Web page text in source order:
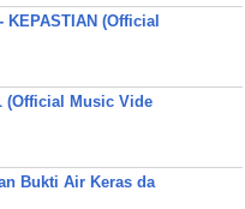
KEPASTIAN (Official
(Official Music Vide
Bukti Air Keras da